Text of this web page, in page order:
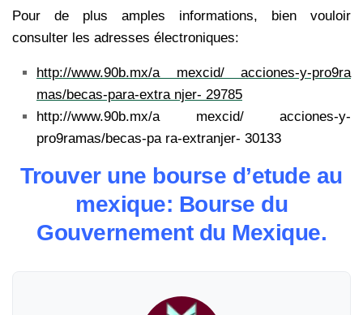
Pour de plus amples informations, bien vouloir
consulter les adresses électroniques:
http://www.90b.mx/a mexcid/ acciones-y-pro9ra
mas/becas-para-extra njer- 29785
http://www.90b.mx/a mexcid/ acciones-y-
pro9ramas/becas-pa ra-extranjer- 30133
Trouver une bourse d’etude au
mexique: Bourse du
Gouvernement du Mexique.